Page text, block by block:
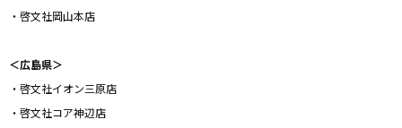
・啓文社岡山本店
＜広島県＞
・啓文社イオン三原店
・啓文社コア神辺店